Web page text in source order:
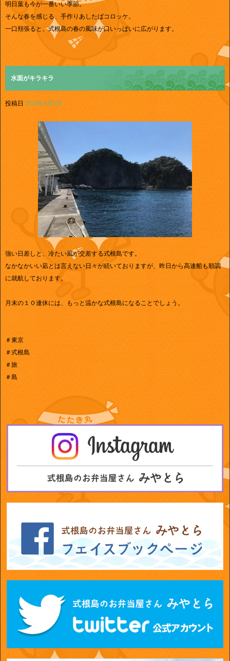
明日葉も今が一番いい季節。
そんな春を感じる、手作りあしたばコロッケ。
一口頬張ると、式根島の春の風味が口いっぱいに広がります。
水面がキラキラ
投稿日 2019年4月2日
強い日差しと、冷たい風が交差する式根島です。
なかなかいい凪とは言えない日々が続いておりますが、昨日から高速船も順調
に就航しております。
月末の１０連休には、もっと温かな式根島になることでしょう。
＃東京
＃式根島
＃旅
＃島